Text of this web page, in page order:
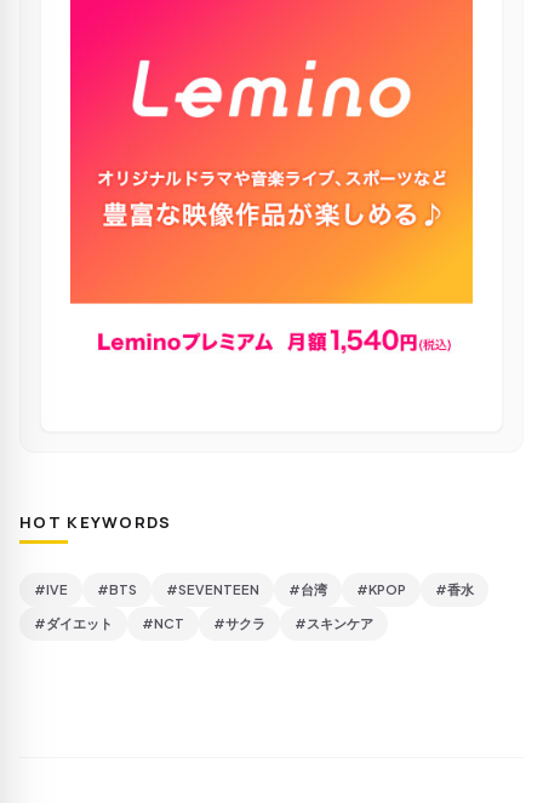
HOT KEYWORDS
#IVE #BTS #SEVENTEEN #台湾 #KPOP #香水
#ダイエット #NCT #サクラ #スキンケア